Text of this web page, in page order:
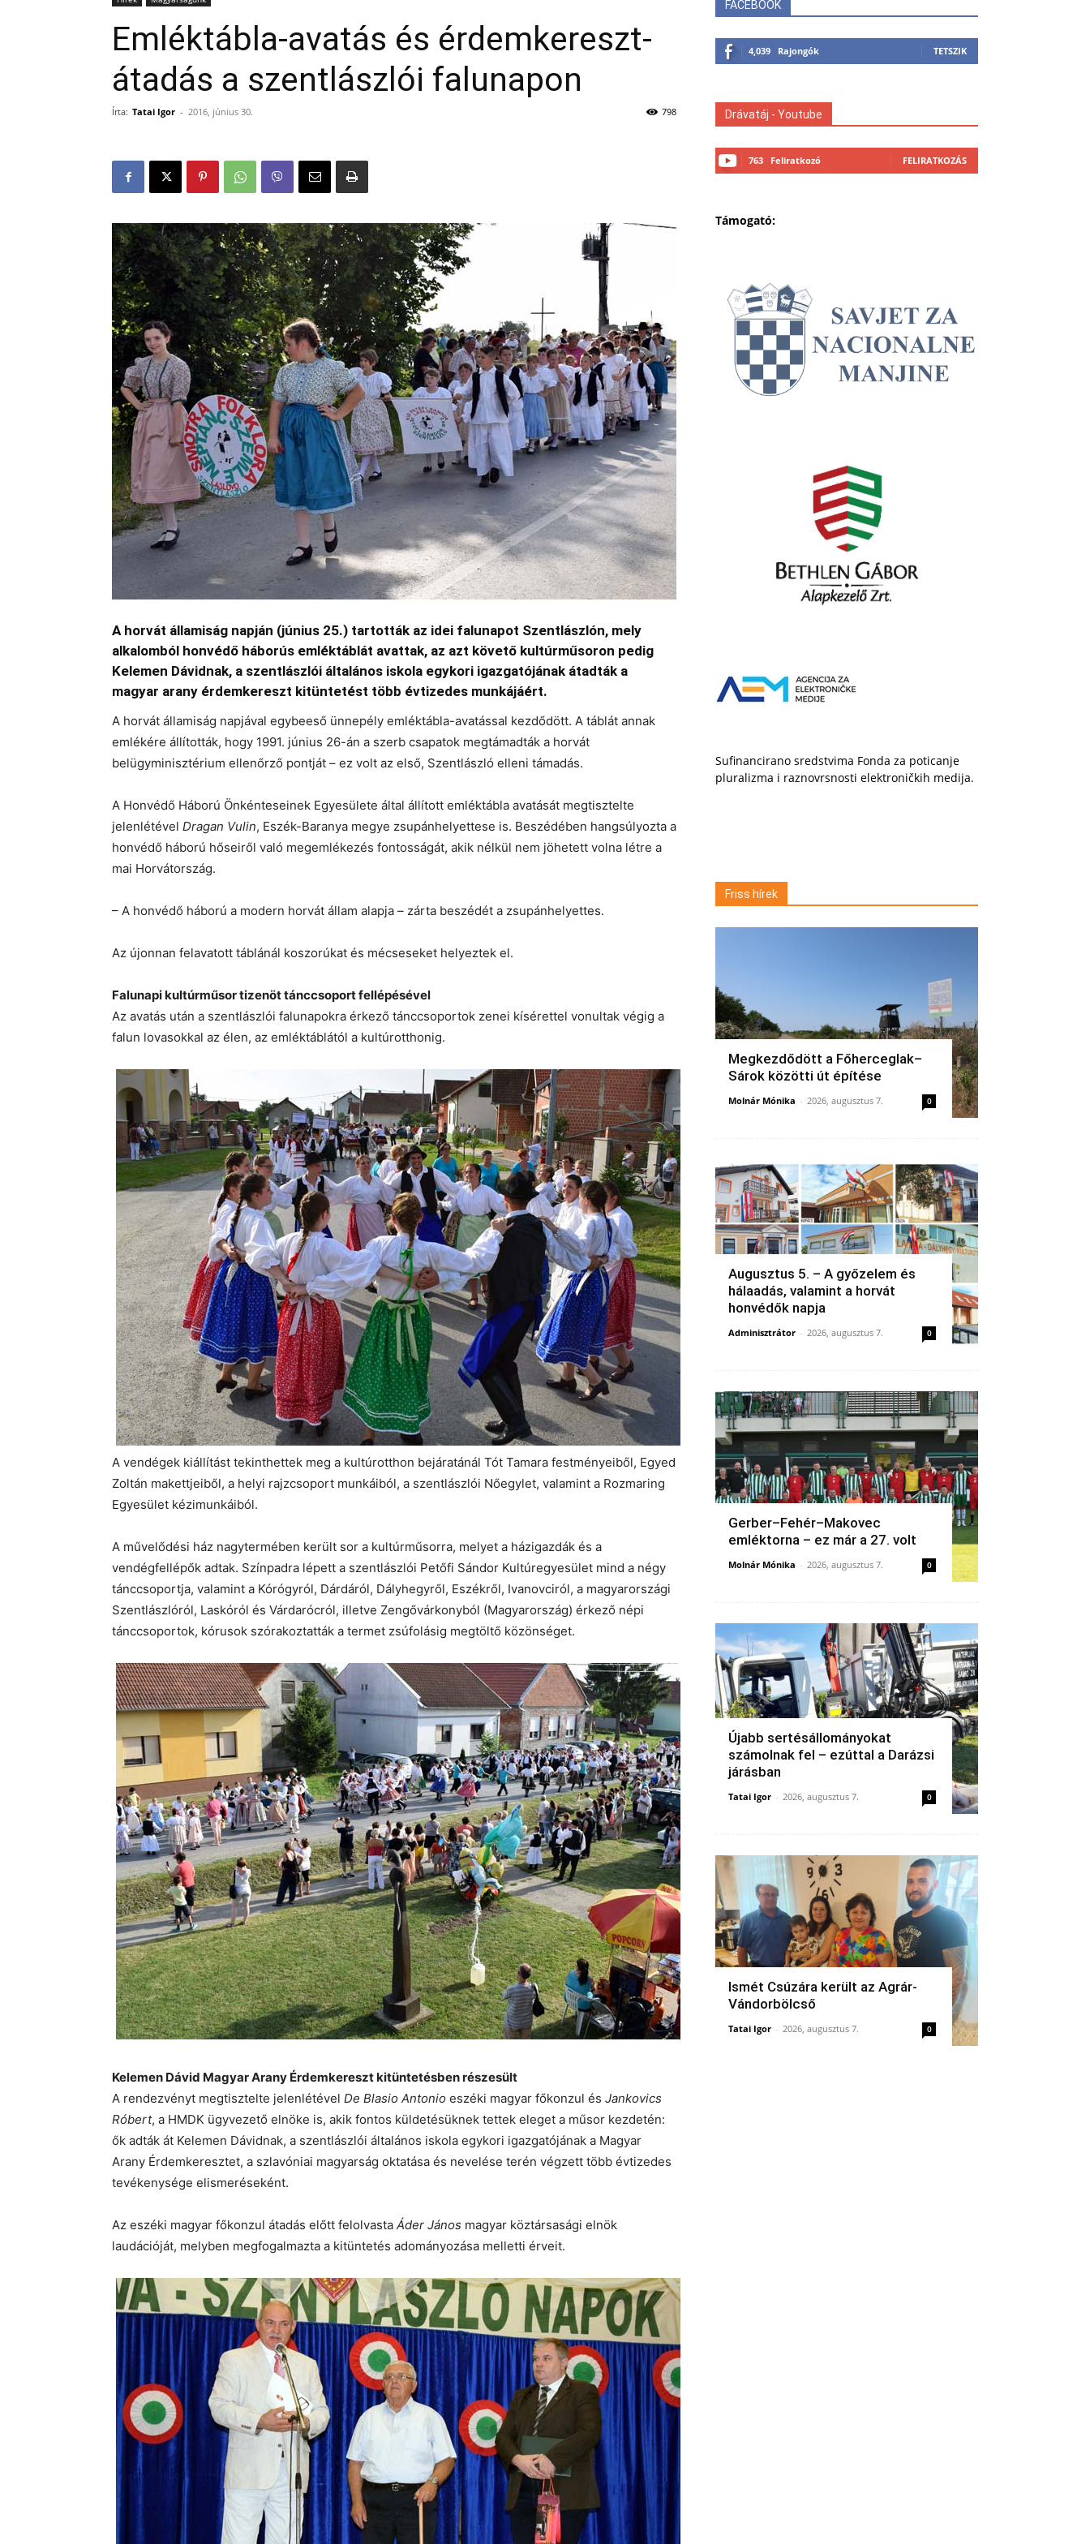
Emléktábla-avatás és érdemkereszt-
átadás a szentlászlói falunapon
Írta: Tatai Igor - 2016, június 30. 798
A horvát államiság napján (június 25.) tartották az idei falunapot Szentlászlón, mely
alkalomból honvédő háborús emléktáblát avattak, az azt követő kultúrműsoron pedig
Kelemen Dávidnak, a szentlászlói általános iskola egykori igazgatójának átadták a
magyar arany érdemkereszt kitüntetést több évtizedes munkájáért.
A horvát államiság napjával egybeeső ünnepély emléktábla-avatással kezdődött. A táblát annak
emlékére állították, hogy 1991. június 26-án a szerb csapatok megtámadták a horvát
belügyminisztérium ellenőrző pontját – ez volt az első, Szentlászló elleni támadás.
A Honvédő Háború Önkénteseinek Egyesülete által állított emléktábla avatását megtisztelte
jelenlétével Dragan Vulin, Eszék-Baranya megye zsupánhelyettese is. Beszédében hangsúlyozta a
honvédő háború hőseiről való megemlékezés fontosságát, akik nélkül nem jöhetett volna létre a
mai Horvátország.
– A honvédő háború a modern horvát állam alapja – zárta beszédét a zsupánhelyettes.
Az újonnan felavatott táblánál koszorúkat és mécseseket helyeztek el.
Falunapi kultúrműsor tizenöt tánccsoport fellépésével
Az avatás után a szentlászlói falunapokra érkező tánccsoportok zenei kísérettel vonultak végig a
falun lovasokkal az élen, az emléktáblától a kultúrotthonig.
A vendégek kiállítást tekinthettek meg a kultúrotthon bejáratánál Tót Tamara festményeiből, Egyed
Zoltán makettjeiből, a helyi rajzcsoport munkáiból, a szentlászlói Nőegylet, valamint a Rozmaring
Egyesület kézimunkáiból.
A művelődési ház nagytermében került sor a kultúrműsorra, melyet a házigazdák és a
vendégfellépők adtak. Színpadra lépett a szentlászlói Petőfi Sándor Kultúregyesület mind a négy
tánccsoportja, valamint a Kórógyról, Dárdáról, Dályhegyről, Eszékről, Ivanovciról, a magyarországi
Szentlászlóról, Laskóról és Várdarócról, illetve Zengővárkonyból (Magyarország) érkező népi
tánccsoportok, kórusok szórakoztatták a termet zsúfolásig megtöltő közönséget.
Kelemen Dávid Magyar Arany Érdemkereszt kitüntetésben részesült
A rendezvényt megtisztelte jelenlétével De Blasio Antonio eszéki magyar főkonzul és Jankovics
Róbert, a HMDK ügyvezető elnöke is, akik fontos küldetésüknek tettek eleget a műsor kezdetén:
ők adták át Kelemen Dávidnak, a szentlászlói általános iskola egykori igazgatójának a Magyar
Arany Érdemkeresztet, a szlavóniai magyarság oktatása és nevelése terén végzett több évtizedes
tevékenysége elismeréseként.
Az eszéki magyar főkonzul átadás előtt felolvasta Áder János magyar köztársasági elnök
laudációját, melyben megfogalmazta a kitüntetés adományozása melletti érveit.
FACEBOOK
4,039 Rajongók TETSZIK
Drávatáj - Youtube
763 Feliratkozó FELIRATKOZÁS
Támogató:
Sufinancirano sredstvima Fonda za poticanje
pluralizma i raznovrsnosti elektroničkih medija.
Friss hírek
Megkezdődött a Főherceglak–
Sárok közötti út építése
Molnár Mónika - 2026, augusztus 7. 0
Augusztus 5. – A győzelem és
hálaadás, valamint a horvát
honvédők napja
Adminisztrátor - 2026, augusztus 7. 0
Gerber–Fehér–Makovec
emléktorna – ez már a 27. volt
Molnár Mónika - 2026, augusztus 7. 0
Újabb sertésállományokat
számolnak fel – ezúttal a Darázsi
járásban
Tatai Igor - 2026, augusztus 7. 0
Ismét Csúzára került az Agrár-
Vándorbölcső
Tatai Igor - 2026, augusztus 7. 0